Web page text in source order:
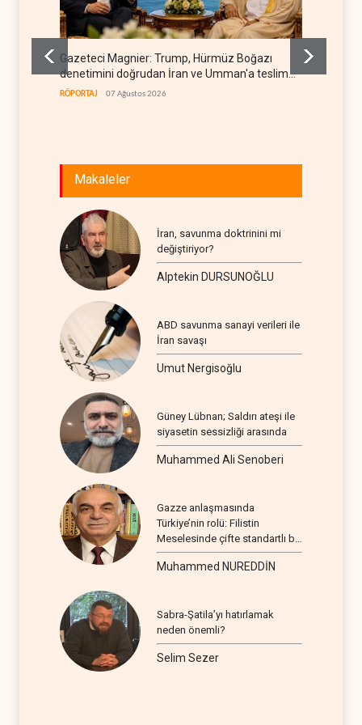
Gazeteci Magnier: Trump, Hürmüz Boğazı
denetimini doğrudan İran ve Umman'a teslim
etti
RÖPORTAJ 07 Ağustos 2026
Makaleler
İran, savunma doktrinini mi
değiştiriyor?
Alptekin DURSUNOĞLU
ABD savunma sanayi verileri ile
İran savaşı
Umut Nergisoğlu
Güney Lübnan; Saldırı ateşi ile
siyasetin sessizliği arasında
Muhammed Ali Senoberi
Gazze anlaşmasında
Türkiye’nin rolü: Filistin
Meselesinde çifte standartlı bir
seyir
Muhammed NUREDDİN
Sabra-Şatila’yı hatırlamak
neden önemli?
Selim Sezer